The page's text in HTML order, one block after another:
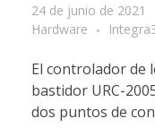
24 de junio de 2021
Hardware
El controlador de
bastidor URC-
dos puntos de